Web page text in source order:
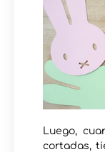
Luego,
cortadas,